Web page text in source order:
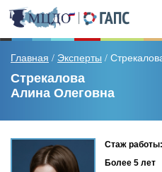
ПРОГРАММЫ
АКАДЕМСИТИ (УЧЕБНЫЙ
НОВОСТИ
Главная / Эксперты /
Стрекалова
Алина Олеговна
Стаж работы:
Более 5 лет